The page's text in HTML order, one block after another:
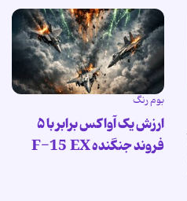
بوم رنگ
ارزش یک آواکس برابر با ۵
فروند جنگنده F-15 EX